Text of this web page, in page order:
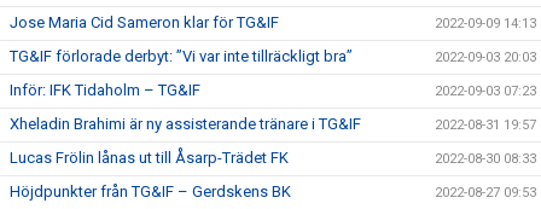
Jose Maria Cid Sameron klar för TG&IF 2022-09-09 14:13
TG&IF förlorade derbyt: ”Vi var inte tillräckligt bra” 2022-09-03 20:03
Inför: IFK Tidaholm – TG&IF 2022-09-03 07:23
Xheladin Brahimi är ny assisterande tränare i TG&IF 2022-08-31 19:57
Lucas Frölin lånas ut till Åsarp-Trädet FK 2022-08-30 08:33
Höjdpunkter från TG&IF – Gerdskens BK 2022-08-27 09:53